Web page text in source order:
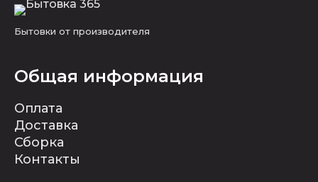
Бытовки от производителя
Общая информация
Оплата
Доставка
Сборка
Контакты